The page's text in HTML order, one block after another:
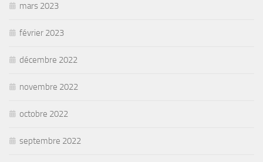
mars 2023
février 2023
décembre 2022
novembre 2022
octobre 2022
septembre 2022